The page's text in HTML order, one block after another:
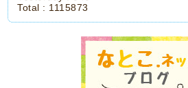
Total : 1115873